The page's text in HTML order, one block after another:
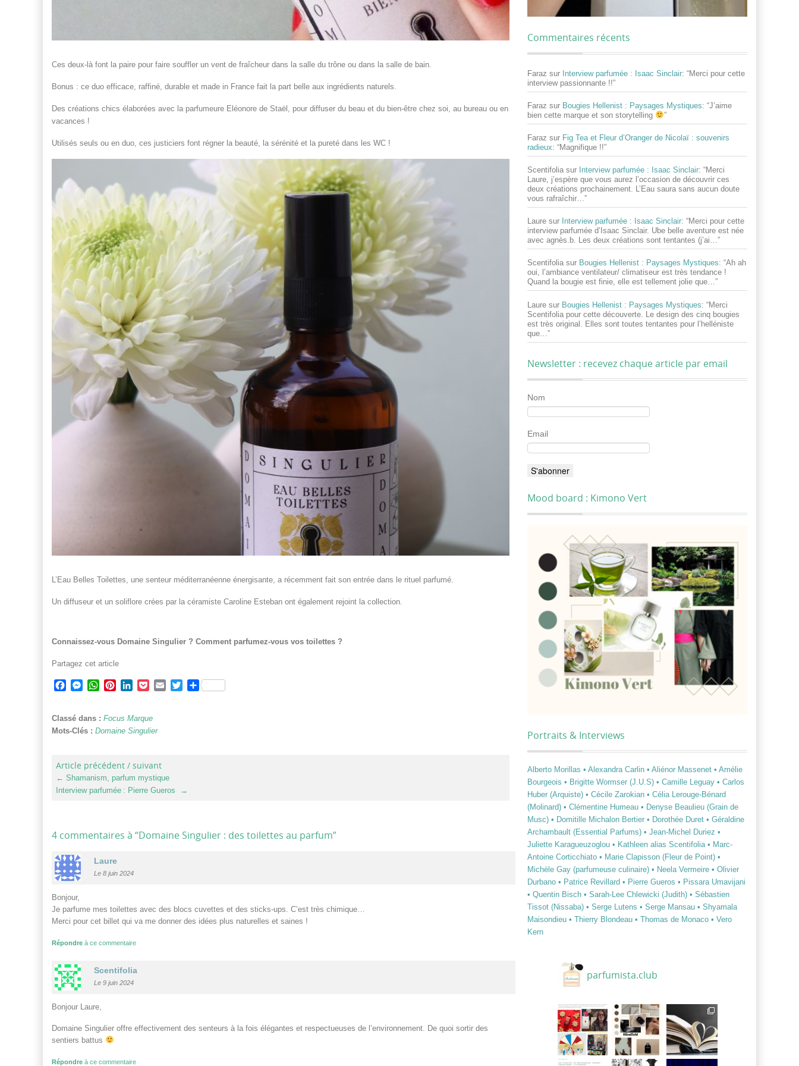
Ces deux-là font la paire pour faire souffler un vent de fraîcheur dans la salle du trône ou dans la salle de bain.
Bonus : ce duo efficace, raffiné, durable et made in France fait la part belle aux ingrédients naturels.
Des créations chics élaborées avec la parfumeure Eléonore de Staël, pour diffuser du beau et du bien-être chez soi, au bureau ou en
vacances !
Utilisés seuls ou en duo, ces justiciers font régner la beauté, la sérénité et la pureté dans les WC !
L’Eau Belles Toilettes, une senteur méditerranéenne énergisante, a récemment fait son entrée dans le rituel parfumé.
Un diffuseur et un soliflore crées par la céramiste Caroline Esteban ont également rejoint la collection.
Connaissez-vous Domaine Singulier ? Comment parfumez-vous vos toilettes ?
Partagez cet article
Facebook
Messenger
WhatsApp
PinterestLinkedInPocketEmailTwitterPartager
Classé dans : Focus Marque
Mots-Clés : Domaine Singulier
Article précédent / suivant
← Shamanism, parfum mystique
Interview parfumée : Pierre Gueros
→
4 commentaires à “Domaine Singulier : des toilettes au parfum”
Laure
Le 8 juin 2024
Bonjour,
Je parfume mes toilettes avec des blocs cuvettes et des sticks-ups. C’est très chimique…
Merci pour cet billet qui va me donner des idées plus naturelles et saines !
Répondre à ce commentaire
Scentifolia
Le 9 juin 2024
Bonjour Laure,
Domaine Singulier offre effectivement des senteurs à la fois élégantes et respectueuses de l’environnement. De quoi sortir des
sentiers battus
Répondre à ce commentaire
Commentaires récents
Faraz sur Interview parfumée : Isaac Sinclair: “Merci pour cette
interview passionnante !!”
Faraz sur Bougies Hellenist : Paysages Mystiques: “J’aime
bien cette marque et son storytelling
”
Faraz sur Fig Tea et Fleur d’Oranger de Nicolaï : souvenirs
radieux: “Magnifique !!”
Scentifolia sur Interview parfumée : Isaac Sinclair: “Merci
Laure, j’espère que vous aurez l’occasion de découvrir ces
deux créations prochainement. L’Eau saura sans aucun doute
vous rafraîchir…”
Laure sur Interview parfumée : Isaac Sinclair: “Merci pour cette
interview parfumée d’Isaac Sinclair. Ube belle aventure est née
avec agnès.b. Les deux créations sont tentantes (j’ai…”
Scentifolia sur Bougies Hellenist : Paysages Mystiques: “Ah ah
oui, l’ambiance ventilateur/ climatiseur est très tendance !
Quand la bougie est finie, elle est tellement jolie que…”
Laure sur Bougies Hellenist : Paysages Mystiques: “Merci
Scentifolia pour cette découverte. Le design des cinq bougies
est très original. Elles sont toutes tentantes pour l’helléniste
que… ”
Newsletter : recevez chaque article par email
Nom
Email
Mood board : Kimono Vert
Portraits & Interviews
Alberto Morillas • Alexandra Carlin • Aliénor Massenet • Amélie
Bourgeois • Brigitte Wormser (J.U.S) • Camille Leguay • Carlos
Huber (Arquiste) • Cécile Zarokian • Célia Lerouge-Bénard
(Molinard) • Clémentine Humeau • Denyse Beaulieu (Grain de
Musc) • Domitille Michalon Bertier • Dorothée Duret • Géraldine
Archambault (Essential Parfums) • Jean-Michel Duriez •
Juliette Karagueuzoglou • Kathleen alias Scentifolia • Marc-
Antoine Corticchiato • Marie Clapisson (Fleur de Point) •
Michèle Gay (parfumeuse culinaire) • Neela Vermeire • Olivier
Durbano • Patrice Revillard • Pierre Gueros • Pissara Umavijani
• Quentin Bisch • Sarah-Lee Chlewicki (Judith) • Sébastien
Tissot (Nissaba) • Serge Lutens • Serge Mansau • Shyamala
Maisondieu • Thierry Blondeau • Thomas de Monaco • Vero
Kern
parfumista.club